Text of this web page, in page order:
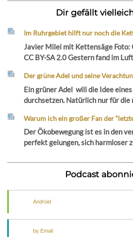
Dir gefällt
Im Ruhrgebiet hilft nur noch die
Javier Milei mit Kettensäge Foto:
CC BY-SA 2.0 Gestern fand im
Der grüne Adel und seine
Ein grüner Adel will die Idee
durchsetzen. Natürlich nur für die
Warum ich ein großer Fan der
Der Ökobewegung ist es in den
perfekt gelungen, sich harmloser
Podcast
Android
by Email